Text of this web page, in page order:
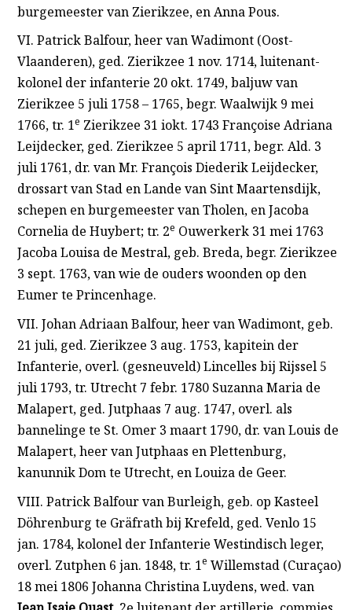
burgemeester van Zierikzee, en Anna Pous.
VI. Patrick Balfour, heer van Wadimont (Oost-
Vlaanderen), ged. Zierikzee 1 nov. 1714, luitenant-
kolonel der infanterie 20 okt. 1749, baljuw van
Zierikzee 5 juli 1758 – 1765, begr. Waalwijk 9 mei
1766, tr. 1e Zierikzee 31 iokt. 1743 Françoise Adriana
Leijdecker, ged. Zierikzee 5 april 1711, begr. Ald. 3
juli 1761, dr. van Mr. François Diederik Leijdecker,
drossart van Stad en Lande van Sint Maartensdijk,
schepen en burgemeester van Tholen, en Jacoba
Cornelia de Huybert; tr. 2e Ouwerkerk 31 mei 1763
Jacoba Louisa de Mestral, geb. Breda, begr. Zierikzee
3 sept. 1763, van wie de ouders woonden op den
Eumer te Princenhage.
VII. Johan Adriaan Balfour, heer van Wadimont, geb.
21 juli, ged. Zierikzee 3 aug. 1753, kapitein der
Infanterie, overl. (gesneuveld) Lincelles bij Rijssel 5
juli 1793, tr. Utrecht 7 febr. 1780 Suzanna Maria de
Malapert, ged. Jutphaas 7 aug. 1747, overl. als
bannelinge te St. Omer 3 maart 1790, dr. van Louis de
Malapert, heer van Jutphaas en Plettenburg,
kanunnik Dom te Utrecht, en Louiza de Geer.
VIII. Patrick Balfour van Burleigh, geb. op Kasteel
Döhrenburg te Gräfrath bij Krefeld, ged. Venlo 15
jan. 1784, kolonel der Infanterie Westindisch leger,
overl. Zutphen 6 jan. 1848, tr. 1e Willemstad (Curaçao)
18 mei 1806 Johanna Christina Luydens, wed. van